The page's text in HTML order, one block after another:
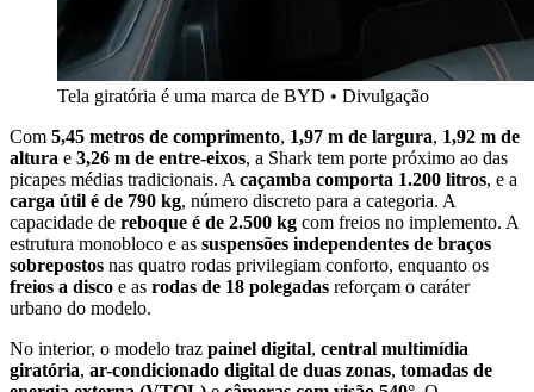
Tela giratória é uma marca de BYD • Divulgação
Com 5,45 metros de comprimento, 1,97 m de largura, 1,92 m de
altura e 3,26 m de entre-eixos, a Shark tem porte próximo ao das
picapes médias tradicionais. A caçamba comporta 1.200 litros, e a
carga útil é de 790 kg, número discreto para a categoria. A
capacidade de reboque é de 2.500 kg com freios no implemento. A
estrutura monobloco e as suspensões independentes de braços
sobrepostos nas quatro rodas privilegiam conforto, enquanto os
freios a disco e as rodas de 18 polegadas reforçam o caráter
urbano do modelo.
No interior, o modelo traz painel digital, central multimídia
giratória, ar-condicionado digital de duas zonas, tomadas de